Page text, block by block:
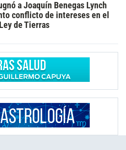
a Joaquín Benegas Lynch
conflicto de intereses en el
de Tierras